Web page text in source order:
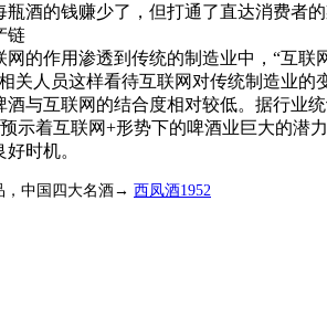
酒的钱赚少了，但打通了直达消费者
链
作用渗透到传统的制造业中，“互联
关人员这样看待互联网对传统制造业的
互联网的结合度相对较低。据行业统
示着互联网+形势下的啤酒业巨大的
时机。
，中国四大名酒→ 西凤酒1952